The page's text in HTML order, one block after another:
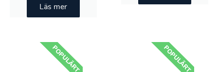
Läs mer
POPULÄRT POPULÄRT